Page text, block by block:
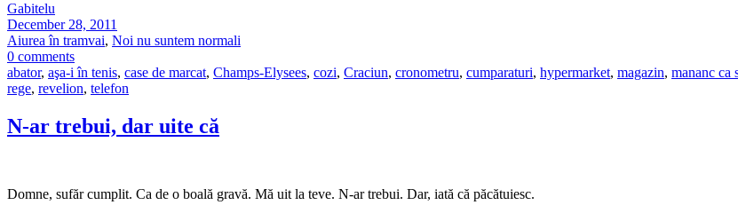
Gabitelu
December 28, 2011
Aiurea în tramvai, Noi nu suntem normali
0 comments
abator, aşa-i în tenis, case de marcat, Champs-Elysees, cozi, Craciun, cronometru, cumparaturi, hypermarket, magazin, mananc ca
rege, revelion, telefon
N-ar trebui, dar uite că
Domne, sufăr cumplit. Ca de o boală gravă. Mă uit la teve. N-ar trebui. Dar, iată că păcătuiesc.